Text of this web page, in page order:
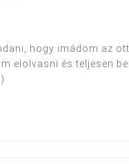
hogy imádom az
elolvasni és teljesen